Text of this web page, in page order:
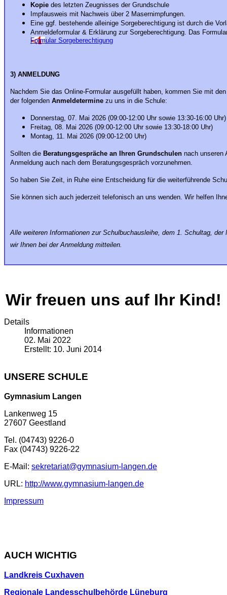
Kopie des letzten Zeugnisses der Grundschule
Impfausweis mit Nachweis über 2 Masernimpfungen.
Eine ggf. bestehende alleinige Sorgeberechtigung ist durch die
Anmeldeformular & Erklärung zur Sorgeberechtigung. Das
Formular Sorgeberechtigung
3) ANMELDUNG
Nachdem Sie das Online-Formular ausgefüllt haben, kommen Sie mit
der folgenden Anmeldetermine zu uns in die Schule:
Donnerstag, 07. Mai 2026 (09:00-12:00 Uhr sowie 13:30-16:00 Uhr)
Freitag, 08. Mai 2026 (09:00-12:00 Uhr sowie 13:30-18:00 Uhr)
Montag, 11. Mai 2026 (09:00-12:00 Uhr)
Sollten die Beratungsgespräche an Ihren Grundschulen nach unseren
Anmeldung auch nach dem Beratungsgespräch vorzunehmen.
So haben Sie Zeit, in Ruhe eine Entscheidung für die weiterführende
Sie können sich auch jederzeit telefonisch an uns wenden. Wir helfen
Alle weiteren Informationen zur Schulbuchausleihe, dem 1. Schultag,
wir Ihnen bei der Anmeldung mitteilen.
Wir freuen uns auf Ihr Kind!
Details
Informationen
02. Mai 2022
Erstellt: 10. Juni 2014
UNSERE SCHULE
Gymnasium Langen
Lankenweg 15
27607 Geestland
Tel. (04743) 9226-0
Fax (04743) 9226-22
E-Mail: sekretariat@gymnasium-langen.de
URL: http://www.gymnasium-langen.de
Impressum
AUCH WICHTIG
Landkreis Cuxhaven
Regionale Landesschulbehörde Lüneburg